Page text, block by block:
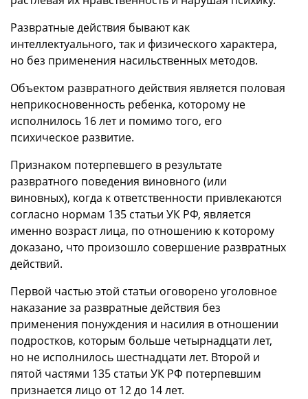
Развратные действия бывают как
интеллектуального, так и физического характера,
но без применения насильственных методов.
Объектом развратного действия является половая
неприкосновенность ребенка, которому не
исполнилось 16 лет и помимо того, его
психическое развитие.
Признаком потерпевшего в результате
развратного поведения виновного (или
виновных), когда к ответственности привлекаются
согласно нормам 135 статьи УК РФ, является
именно возраст лица, по отношению к которому
доказано, что произошло совершение развратных
действий.
Первой частью этой статьи оговорено уголовное
наказание за развратные действия без
применения понуждения и насилия в отношении
подростков, которым больше четырнадцати лет,
но не исполнилось шестнадцати лет. Второй и
пятой частями 135 статьи УК РФ потерпевшим
признается лицо от 12 до 14 лет.